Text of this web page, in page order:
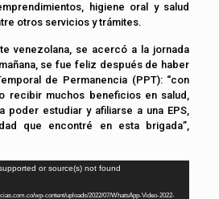
higiene oral y salud
otros servicios y trámites.
venezolana, se acercó a la jornada
se fue feliz después de haber
de Permanencia (PPT): “con
recibir muchos beneficios en salud,
poder estudiar y afiliarse a una EPS,
que encontré en esta brigada”,
or source(s) not found
wp-content/uploads/2022/07/WhatsApp-Video-2022-